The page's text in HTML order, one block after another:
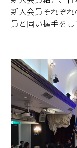
新入会員それぞ
員と固い握手をし